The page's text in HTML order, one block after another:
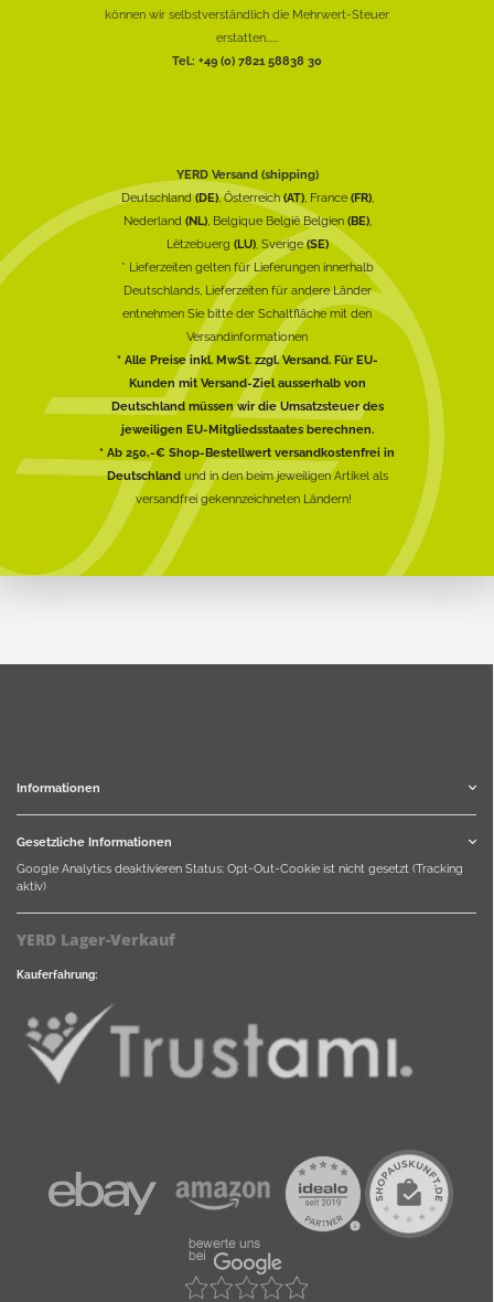
können wir selbstverständlich die Mehrwert-Steuer
erstatten......
Tel.: +49 (0) 7821 58838 30
YERD Versand (shipping)
Deutschland(DE), Österreich(AT), France (FR),
Nederland (NL), Belgique België Belgien (BE),
Lëtzebuerg (LU), Sverige(SE)
* Lieferzeiten gelten für Lieferungen innerhalb
Deutschlands, Lieferzeiten für andere Länder
entnehmen Sie bitte der Schaltfläche mit den
Versandinformationen
* Alle Preise inkl. MwSt. zzgl. Versand. Für EU-
Kunden mit Versand-Ziel ausserhalb von
Deutschland müssen wir die Umsatzsteuer des
jeweiligen EU-Mitgliedsstaates berechnen.
* Ab 250,-€ Shop-Bestellwert versandkostenfrei in
Deutschlandund in den beim jeweiligen Artikel als
versandfrei gekennzeichneten Ländern!
Informationen
Gesetzliche Informationen
Google Analytics deaktivieren Status: Opt-Out-Cookie ist nicht gesetzt (Tracking
aktiv)
YERD Lager-Verkauf
Kauferfahrung: